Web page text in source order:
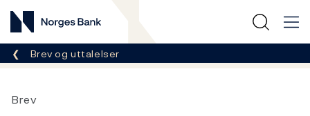
Norges Bank
Her er du nå:
Brev og uttalelser
Brev